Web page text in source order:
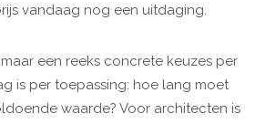
vandaag nog een uitdaging.
een reeks concrete keuzes per
is per toepassing: hoe lang moet
waarde? Voor architecten is